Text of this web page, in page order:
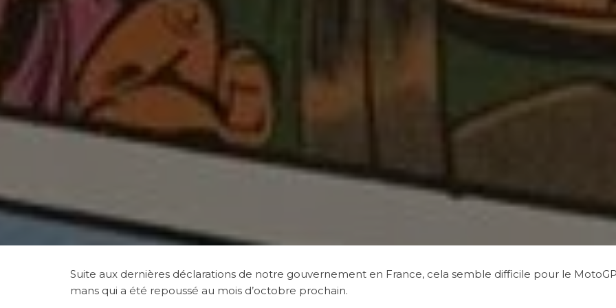
Suite aux dernières déclarations de notre gouvernement en France, cela semble difficile pour le
mans qui a été repoussé au mois d’octobre prochain.